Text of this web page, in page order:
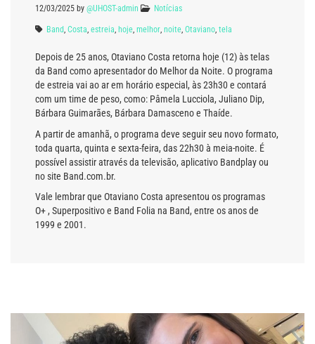
12/03/2025 by @UHOST-admin Notícias
Band, Costa, estreia, hoje, melhor, noite, Otaviano, tela
Depois de 25 anos, Otaviano Costa retorna hoje (12) às telas
da Band como apresentador do Melhor da Noite. O programa
de estreia vai ao ar em horário especial, às 23h30 e contará
com um time de peso, como: Pâmela Lucciola, Juliano Dip,
Bárbara Guimarães, Bárbara Damasceno e Thaíde.
A partir de amanhã, o programa deve seguir seu novo formato,
toda quarta, quinta e sexta-feira, das 22h30 à meia-noite. É
possível assistir através da televisão, aplicativo Bandplay ou
no site Band.com.br.
Vale lembrar que Otaviano Costa apresentou os programas
O+ , Superpositivo e Band Folia na Band, entre os anos de
1999 e 2001.